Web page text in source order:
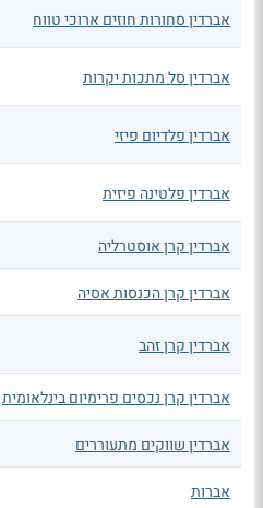
אברדין סחורות חוזים ארוכי טווח
אברדין סל מתכות יקרות
אברדין פלדיום פיזי
אברדין פלטינה פיזית
אברדין קרן אוסטרליה
אברדין קרן הכנסות אסיה
אברדין קרן זהב
אברדין קרן נכסים פרימיום בינלאומית
אברדין שווקים מתעוררים
אברות